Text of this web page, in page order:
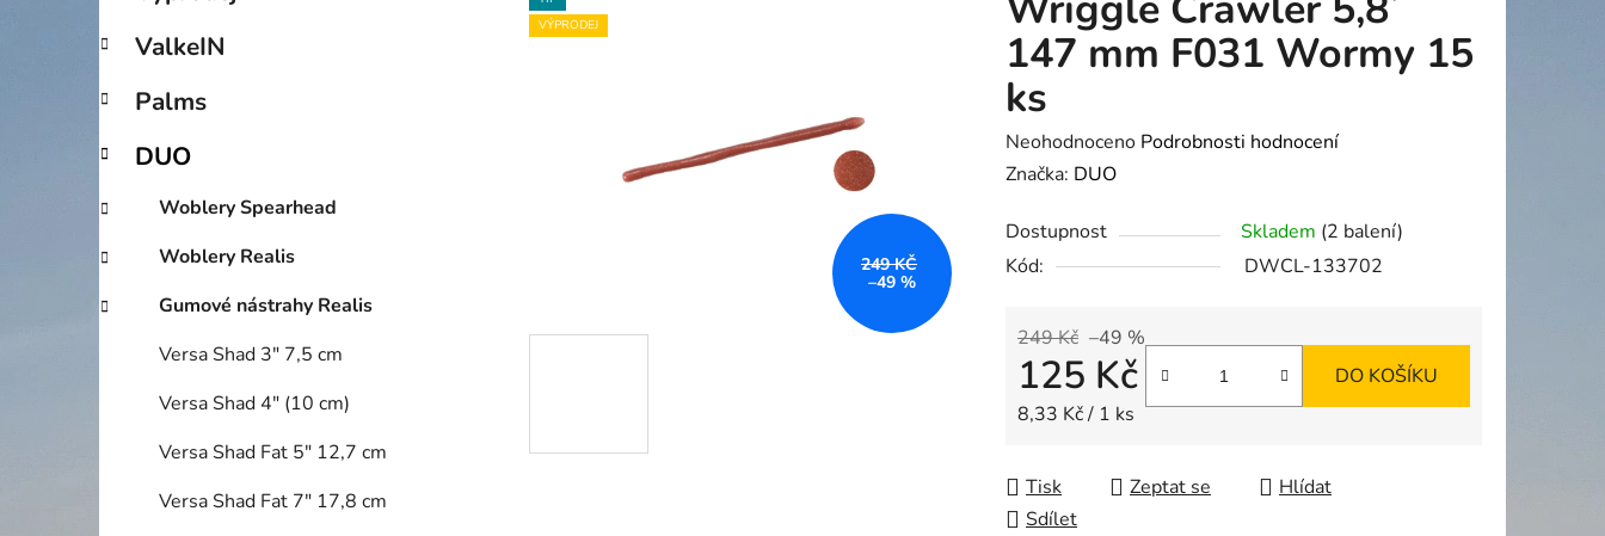
s
r
n
n
í
p
n
e
o
i
ValkeIN
Palms
DUO
Woblery Spearhead
Woblery Realis
Gumové nástrahy Realis
Versa Shad 3" 7,5 cm
Versa Shad 4" (10 cm)
Versa Shad Fat 5" 12,7 cm
Versa Shad Fat 7" 17,8 cm
147 mm F031 Wormy 15
ks
Průměrné
hodnocení
je
0,0
hvězdiček.
Neohodnoceno Podrobnosti hodnocení
Značka: DUO
Dostupnost Skladem (2 balení)
Kód:
DWCL-133702
249 Kč –49 %
125 Kč
Měrná cena:
8,33 Kč / 1 ks
DO KOŠÍKU
Tisk Zeptat se
Hlídat
Sdílet
VÝPRODEJ
249 KČ
–49 %